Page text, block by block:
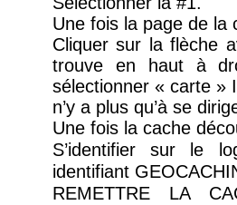
Une fois la page de la
Cliquer sur la flèche
trouve en haut à
sélectionner « carte »
n’y a plus qu’à se
Une fois la cache
S’identifier sur le
identifiant
REMETTRE LA